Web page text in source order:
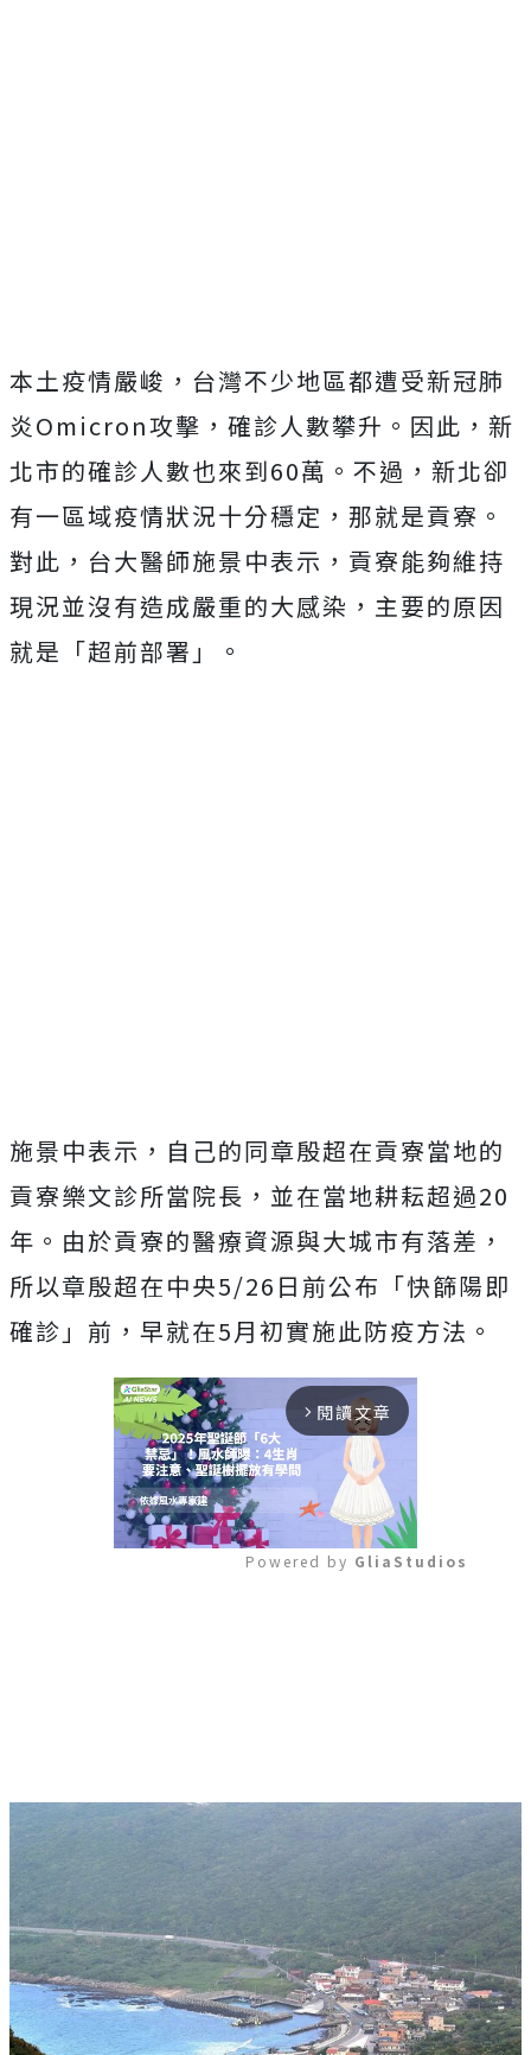
本土疫情嚴峻，台灣不少地區都遭受新冠肺
炎Omicron攻擊，確診人數攀升。因此，新
北市的確診人數也來到60萬。不過，新北卻
有一區域疫情狀況十分穩定，那就是貢寮。
對此，台大醫師施景中表示，貢寮能夠維持
現況並沒有造成嚴重的大感染，主要的原因
就是「超前部署」。
施景中表示，自己的同章殷超在貢寮當地的
貢寮樂文診所當院長，並在當地耕耘超過20
年。由於貢寮的醫療資源與大城市有落差，
所以章殷超在中央5/26日前公布「快篩陽即
確診」前，早就在5月初實施此防疫方法。
arrow_forward_ios 閱讀文章
Powered by GliaStudios